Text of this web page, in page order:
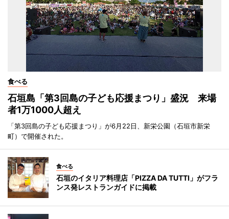
食べる
石垣島「第3回島の子ども応援まつり」盛況 来場
者1万1000人超え
「第3回島の子ども応援まつり」が6月22日、新栄公園（石垣市新栄
町）で開催された。
食べる
石垣のイタリア料理店「PIZZA DA TUTTI」がフラ
ンス発レストランガイドに掲載